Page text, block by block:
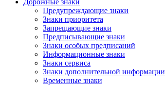
Дорожные знаки
Предупреждающие знаки
Знаки приоритета
Запрещающие знаки
Предписывающие знаки
Знаки особых предписаний
Информационные знаки
Знаки сервиса
Знаки дополнительной информации
Временные знаки